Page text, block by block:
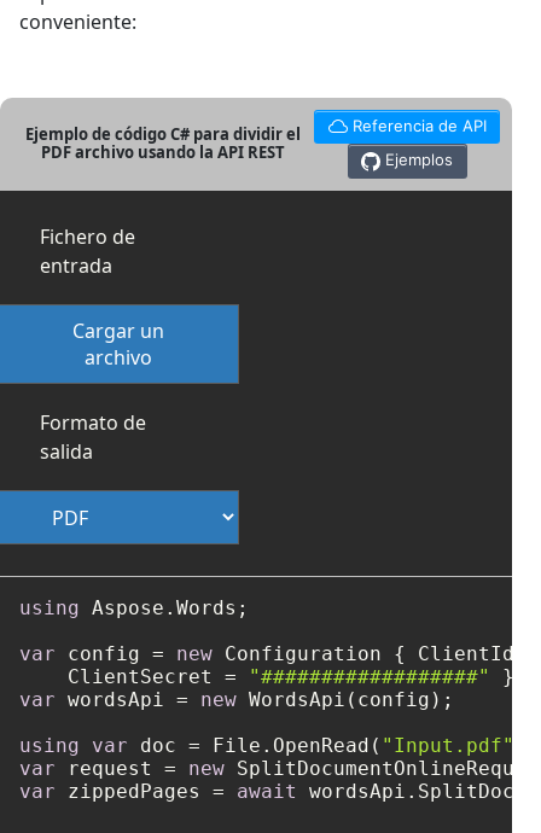
conveniente:
Ejemplo de código C# para dividir el
PDF archivo usando la API REST
Referencia de API
Ejemplos
Fichero de
entrada
Cargar un
archivo
Formato de
salida
using Aspose.Words;
var config = new Configuration { ClientId
    ClientSecret =
"##################"
var wordsApi = new WordsApi(config);
using
var doc = File.OpenRead( "Input.pdf"
var request = new
var zippedPages = await